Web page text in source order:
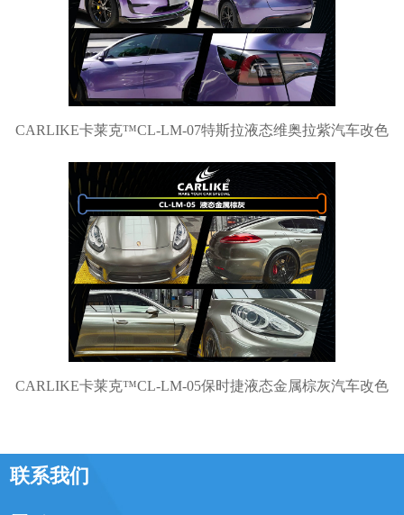
CARLIKE卡莱克™CL-LM-07特斯拉液态维奥拉紫汽车改色
CARLIKE卡莱克™CL-LM-05保时捷液态金属棕灰汽车改色
联系我们